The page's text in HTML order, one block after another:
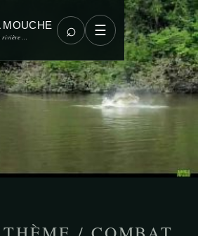
MOUCHE
rivière … ⌕ ☰